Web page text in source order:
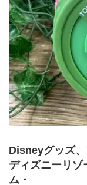
Disneyグッズ
ディズニーリゾ
ム・